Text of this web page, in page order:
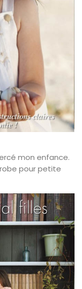
mon enfance.
pour petite